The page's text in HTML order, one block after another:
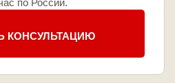
по России.
КОНСУЛЬТАЦИЮ